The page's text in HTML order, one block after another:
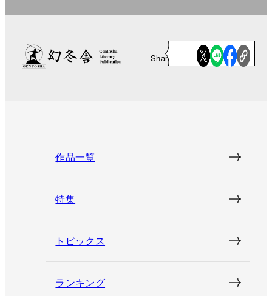
Share
作品一覧
特集
トピックス
ランキング